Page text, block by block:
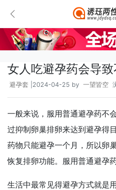
女人吃避孕药会导
避孕套 |2024-04-25 by 一望皆空
一般来说，服用普通避孕药不
过抑制卵巢排卵来达到避孕得
药物只能避孕一个月，所以卵
恢复排卵功能。服用普通避孕
生活中最常见得避孕方式就是